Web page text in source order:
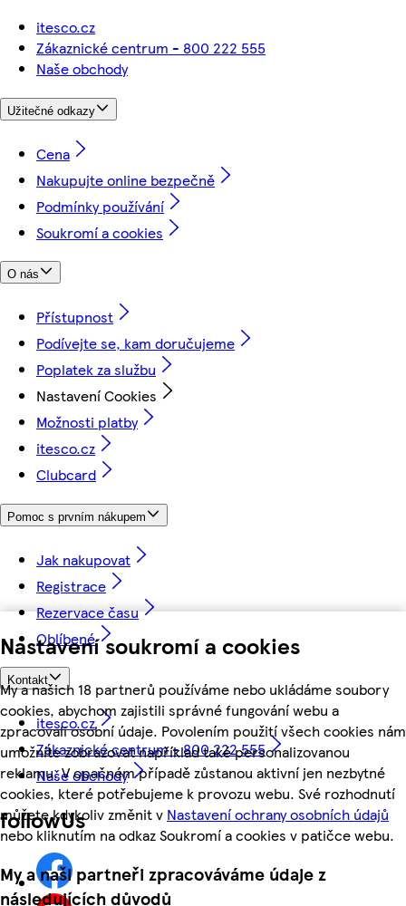
Nastavení soukromí a cookies
My a našich 18 partnerů používáme nebo ukládáme soubory
cookies, abychom zajistili správné fungování webu a
zpracovali osobní údaje. Povolením použití všech cookies nám
umožníte zobrazovat například také personalizovanou
reklamu. V opačném případě zůstanou aktivní jen nezbytné
cookies, které potřebujeme k provozu webu. Své rozhodnutí
můžete kdykoliv změnit v Nastavení ochrany osobních údajů
nebo kliknutím na odkaz Soukromí a cookies v patičce webu.
My a naši partneři zpracováváme údaje z
následujících důvodů
itesco.cz
Zákaznické centrum - 800 222 555
Naše obchody
Užitečné odkazy
Cena
Nakupujte online bezpečně
Podmínky používání
Soukromí a cookies
O nás
Přístupnost
Podívejte se, kam doručujeme
Poplatek za službu
Nastavení Cookies
Možnosti platby
itesco.cz
Clubcard
Pomoc s prvním nákupem
Jak nakupovat
Registrace
Rezervace času
Oblíbené
Kontakt
itesco.cz
Zákaznické centrum - 800 222 555
Naše obchody
followUs